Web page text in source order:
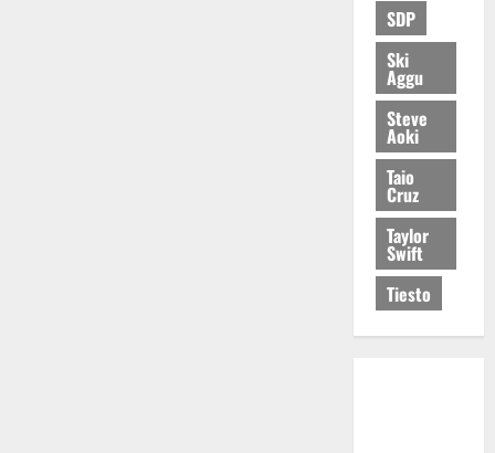
SDP
Ski
Aggu
Steve
Aoki
Taio
Cruz
Taylor
Swift
Tiesto